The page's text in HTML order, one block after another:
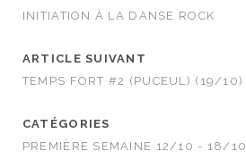
INITIATION À LA DANSE ROCK
ARTICLE SUIVANT
TEMPS FORT #2 (PUCEUL) (19/10)
CATÉGORIES
PREMIÈRE SEMAINE 12/10 - 18/10